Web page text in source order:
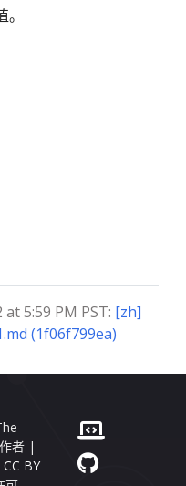
5:59 PM PST: [zh]
(1f06f799ea)
者 |
CC BY